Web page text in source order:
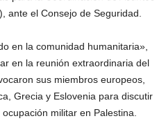
ante el Consejo de Seguridad.
en la comunidad humanitaria»,
en la reunión extraordinaria del
sus miembros europeos,
Grecia y Eslovenia para discutir
militar en Palestina.